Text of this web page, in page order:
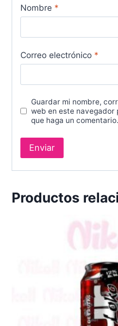
Nombre *
Correo electrónico *
Guardar mi nombre,
web en este navegador
que haga un comentario.
Productos